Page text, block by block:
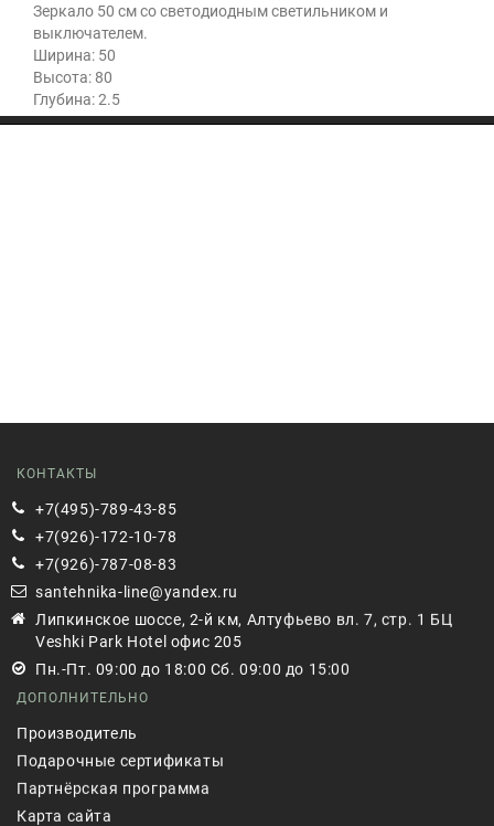
Зеркало 50 см со светодиодным светильником и
выключателем.
Ширина: 50
Высота: 80
Глубина: 2.5
КОНТАКТЫ
+7(495)-789-43-85
+7(926)-172-10-78
+7(926)-787-08-83
santehnika-line@yandex.ru
Липкинское шоссе, 2-й км, Алтуфьево вл. 7, стр. 1 БЦ
Veshki Park Hotel офис 205
Пн.-Пт. 09:00 до 18:00 Сб. 09:00 до 15:00
ДОПОЛНИТЕЛЬНО
Производитель
Подарочные сертификаты
Партнёрская программа
Карта сайта